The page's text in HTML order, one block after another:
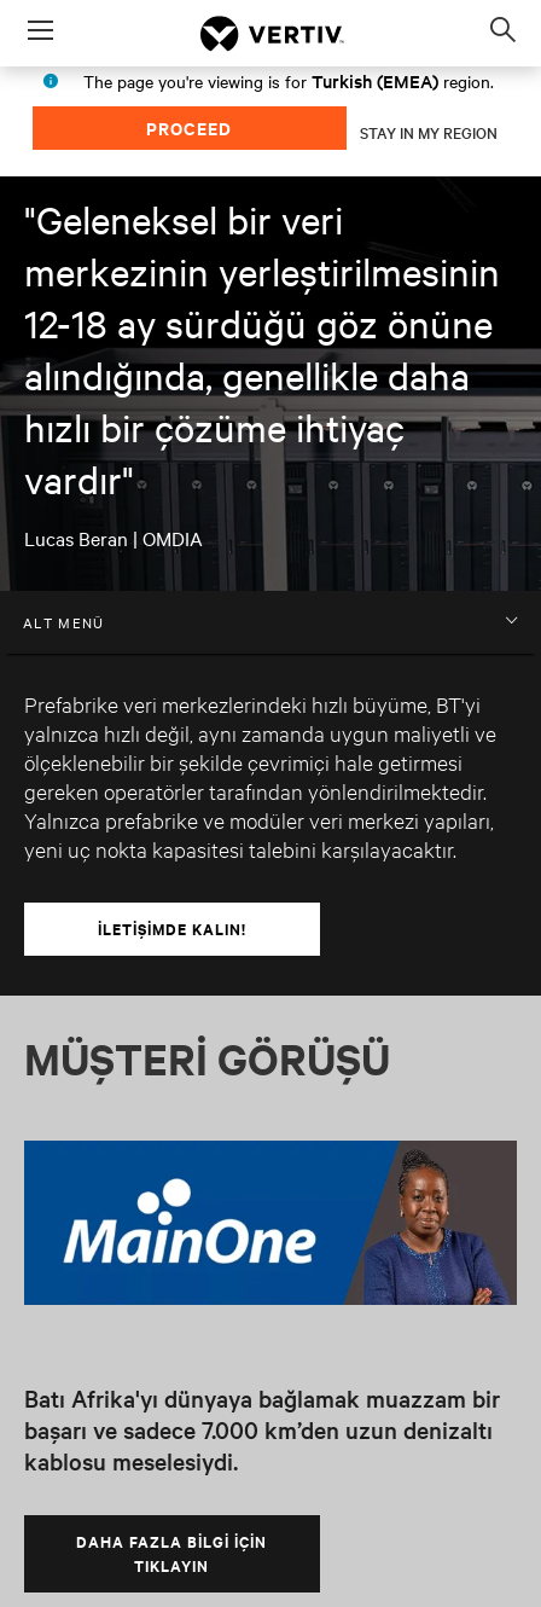
Menu
The page you're viewing is for Turkish (EMEA) region.
PROCEED STAY IN MY REGION
"Geleneksel bir veri
merkezinin yerleştirilmesinin
12-18 ay sürdüğü göz önüne
alındığında, genellikle daha
hızlı bir çözüme ihtiyaç
vardır"
Lucas Beran | OMDIA
ALT MENÜ
Prefabrike veri merkezlerindeki hızlı büyüme, BT'yi
yalnızca hızlı değil, aynı zamanda uygun maliyetli ve
ölçeklenebilir bir şekilde çevrimiçi hale getirmesi
gereken operatörler tarafından yönlendirilmektedir.
Yalnızca prefabrike ve modüler veri merkezi yapıları,
yeni uç nokta kapasitesi talebini karşılayacaktır.
İLETIŞIMDE KALIN!
MÜŞTERI GÖRÜŞÜ
Batı Afrika'yı dünyaya bağlamak muazzam bir
başarı ve sadece 7.000 km’den uzun denizaltı
kablosu meselesiydi.
DAHA FAZLA BILGI IÇIN
TIKLAYIN